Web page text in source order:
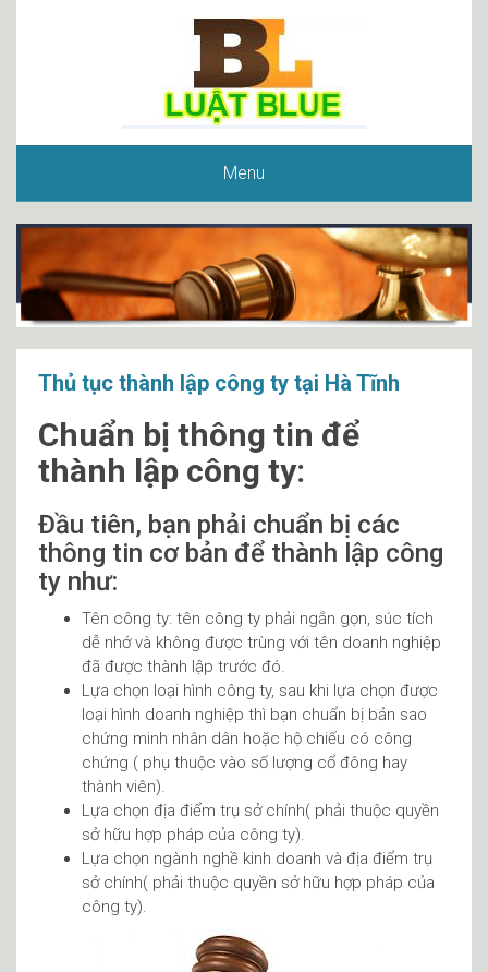
Menu
Thủ tục thành lập công ty tại Hà Tĩnh
Chuẩn bị thông tin để
thành lập công ty:
Đầu tiên, bạn phải chuẩn bị các
thông tin cơ bản để thành lập công
ty như:
Tên công ty: tên công ty phải ngắn gọn, súc tích
dễ nhớ và không được trùng với tên doanh nghiệp
đã được thành lập trước đó.
Lựa chọn loại hình công ty, sau khi lựa chọn được
loại hình doanh nghiệp thì bạn chuẩn bị bản sao
chứng minh nhân dân hoặc hộ chiếu có công
chứng ( phụ thuộc vào số lượng cổ đông hay
thành viên).
Lựa chọn địa điểm trụ sở chính( phải thuộc quyền
sở hữu hợp pháp của công ty).
Lựa chọn ngành nghề kinh doanh và địa điểm trụ
sở chính( phải thuộc quyền sở hữu hợp pháp của
công ty).